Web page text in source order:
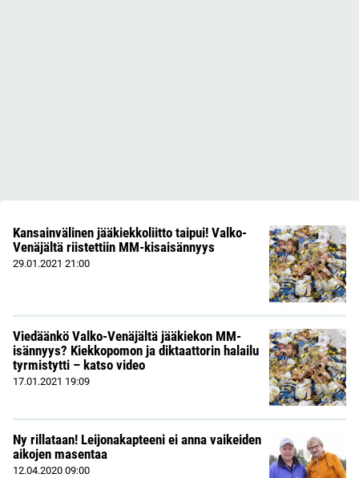
Kansainvälinen jääkiekkoliitto taipui! Valko-
Venäjältä riistettiin MM-kisaisännyys
29.01.2021 21:00
Viedäänkö Valko-Venäjältä jääkiekon MM-
isännyys? Kiekkopomon ja diktaattorin halailu
tyrmistytti – katso video
17.01.2021 19:09
Ny rillataan! Leijonakapteeni ei anna vaikeiden
aikojen masentaa
12.04.2020 09:00